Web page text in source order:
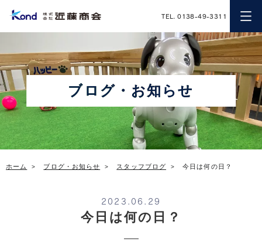
近藤商会
TEL. 0138-49-3311
ブログ・お知らせ
ホーム ブログ・お知らせ スタッフブログ 今日は何の日？
2023.06.29
今日は何の日？